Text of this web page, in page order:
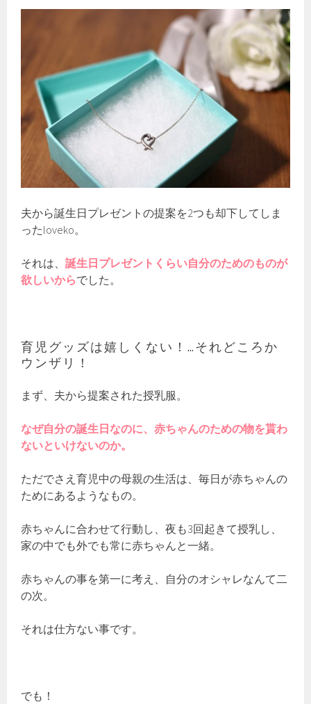
夫から誕生日プレゼントの提案を2つも却下してしま
ったloveko。
それは、誕生日プレゼントくらい自分のためのものが
欲しいからでした。
育児グッズは嬉しくない！…それどころか
ウンザリ！
まず、夫から提案された授乳服。
なぜ自分の誕生日なのに、赤ちゃんのための物を貰わ
ないといけないのか。
ただでさえ育児中の母親の生活は、毎日が赤ちゃんの
ためにあるようなもの。
赤ちゃんに合わせて行動し、夜も3回起きて授乳し、
家の中でも外でも常に赤ちゃんと一緒。
赤ちゃんの事を第一に考え、自分のオシャレなんて二
の次。
それは仕方ない事です。
でも！